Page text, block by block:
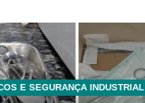
E SEGURANÇA INDUSTRIAL